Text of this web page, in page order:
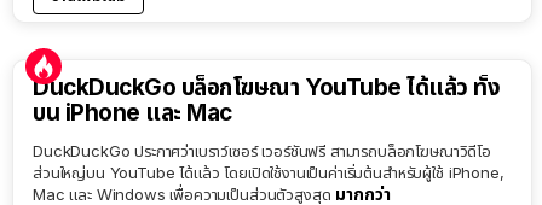
DuckDuckGo บล็อกโฆษณา YouTube ได้แล้ว ทั้ง
บน iPhone และ Mac
DuckDuckGo ประกาศว่าเบราว์เซอร์ เวอร์ชันฟรี สามารถบล็อกโฆษณาวิดีโอ
ส่วนใหญ่บน YouTube ได้แล้ว โดยเปิดใช้งานเป็นค่าเริ่มต้นสำหรับผู้ใช้ iPhone,
Mac และ Windows เพื่อความเป็นส่วนตัวสูงสุด มากกว่า